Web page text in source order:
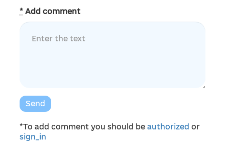
* Add comment
Send
*To add comment you should be authorized or
sign_in